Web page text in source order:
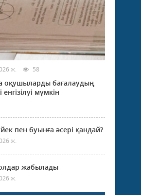
ж. 58
оқушыларды бағалаудың
мүмкін
пен буынға әсері қандай?
ж.
жабылады
ж.